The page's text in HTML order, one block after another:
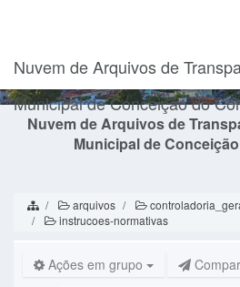
Nuvem de Arquivos de
Municipal de Conceição do
Nuvem de Arquivos de
Municipal de
arquivos
instrucoes-normativas
Ações em grupo